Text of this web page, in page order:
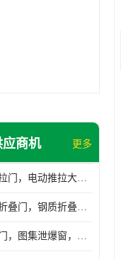
商机 更多
彩钢板推拉门，电动推拉大门，夹芯板大门，安徽厂房推拉门
变压器室折叠门，钢质折叠门，电动折叠大门定做，安徽折叠门厂家
钢质泄爆门，图集泄爆窗，AB型泄爆窗，抗爆门定做